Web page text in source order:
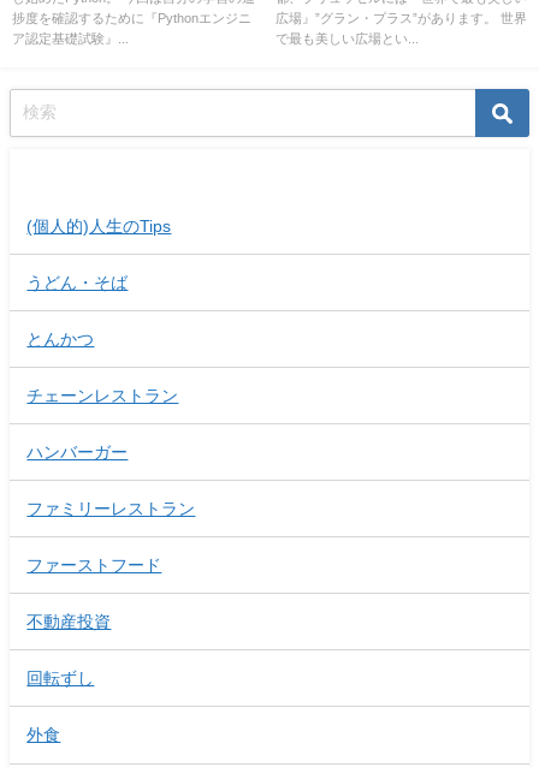
捗度を確認するために『Pythonエンジニ
ア認定基礎試験』...
広場』”グラン・プラス”があります。 世界
で最も美しい広場とい...
(個人的)人生のTips
うどん・そば
とんかつ
チェーンレストラン
ハンバーガー
ファミリーレストラン
ファーストフード
不動産投資
回転ずし
外食